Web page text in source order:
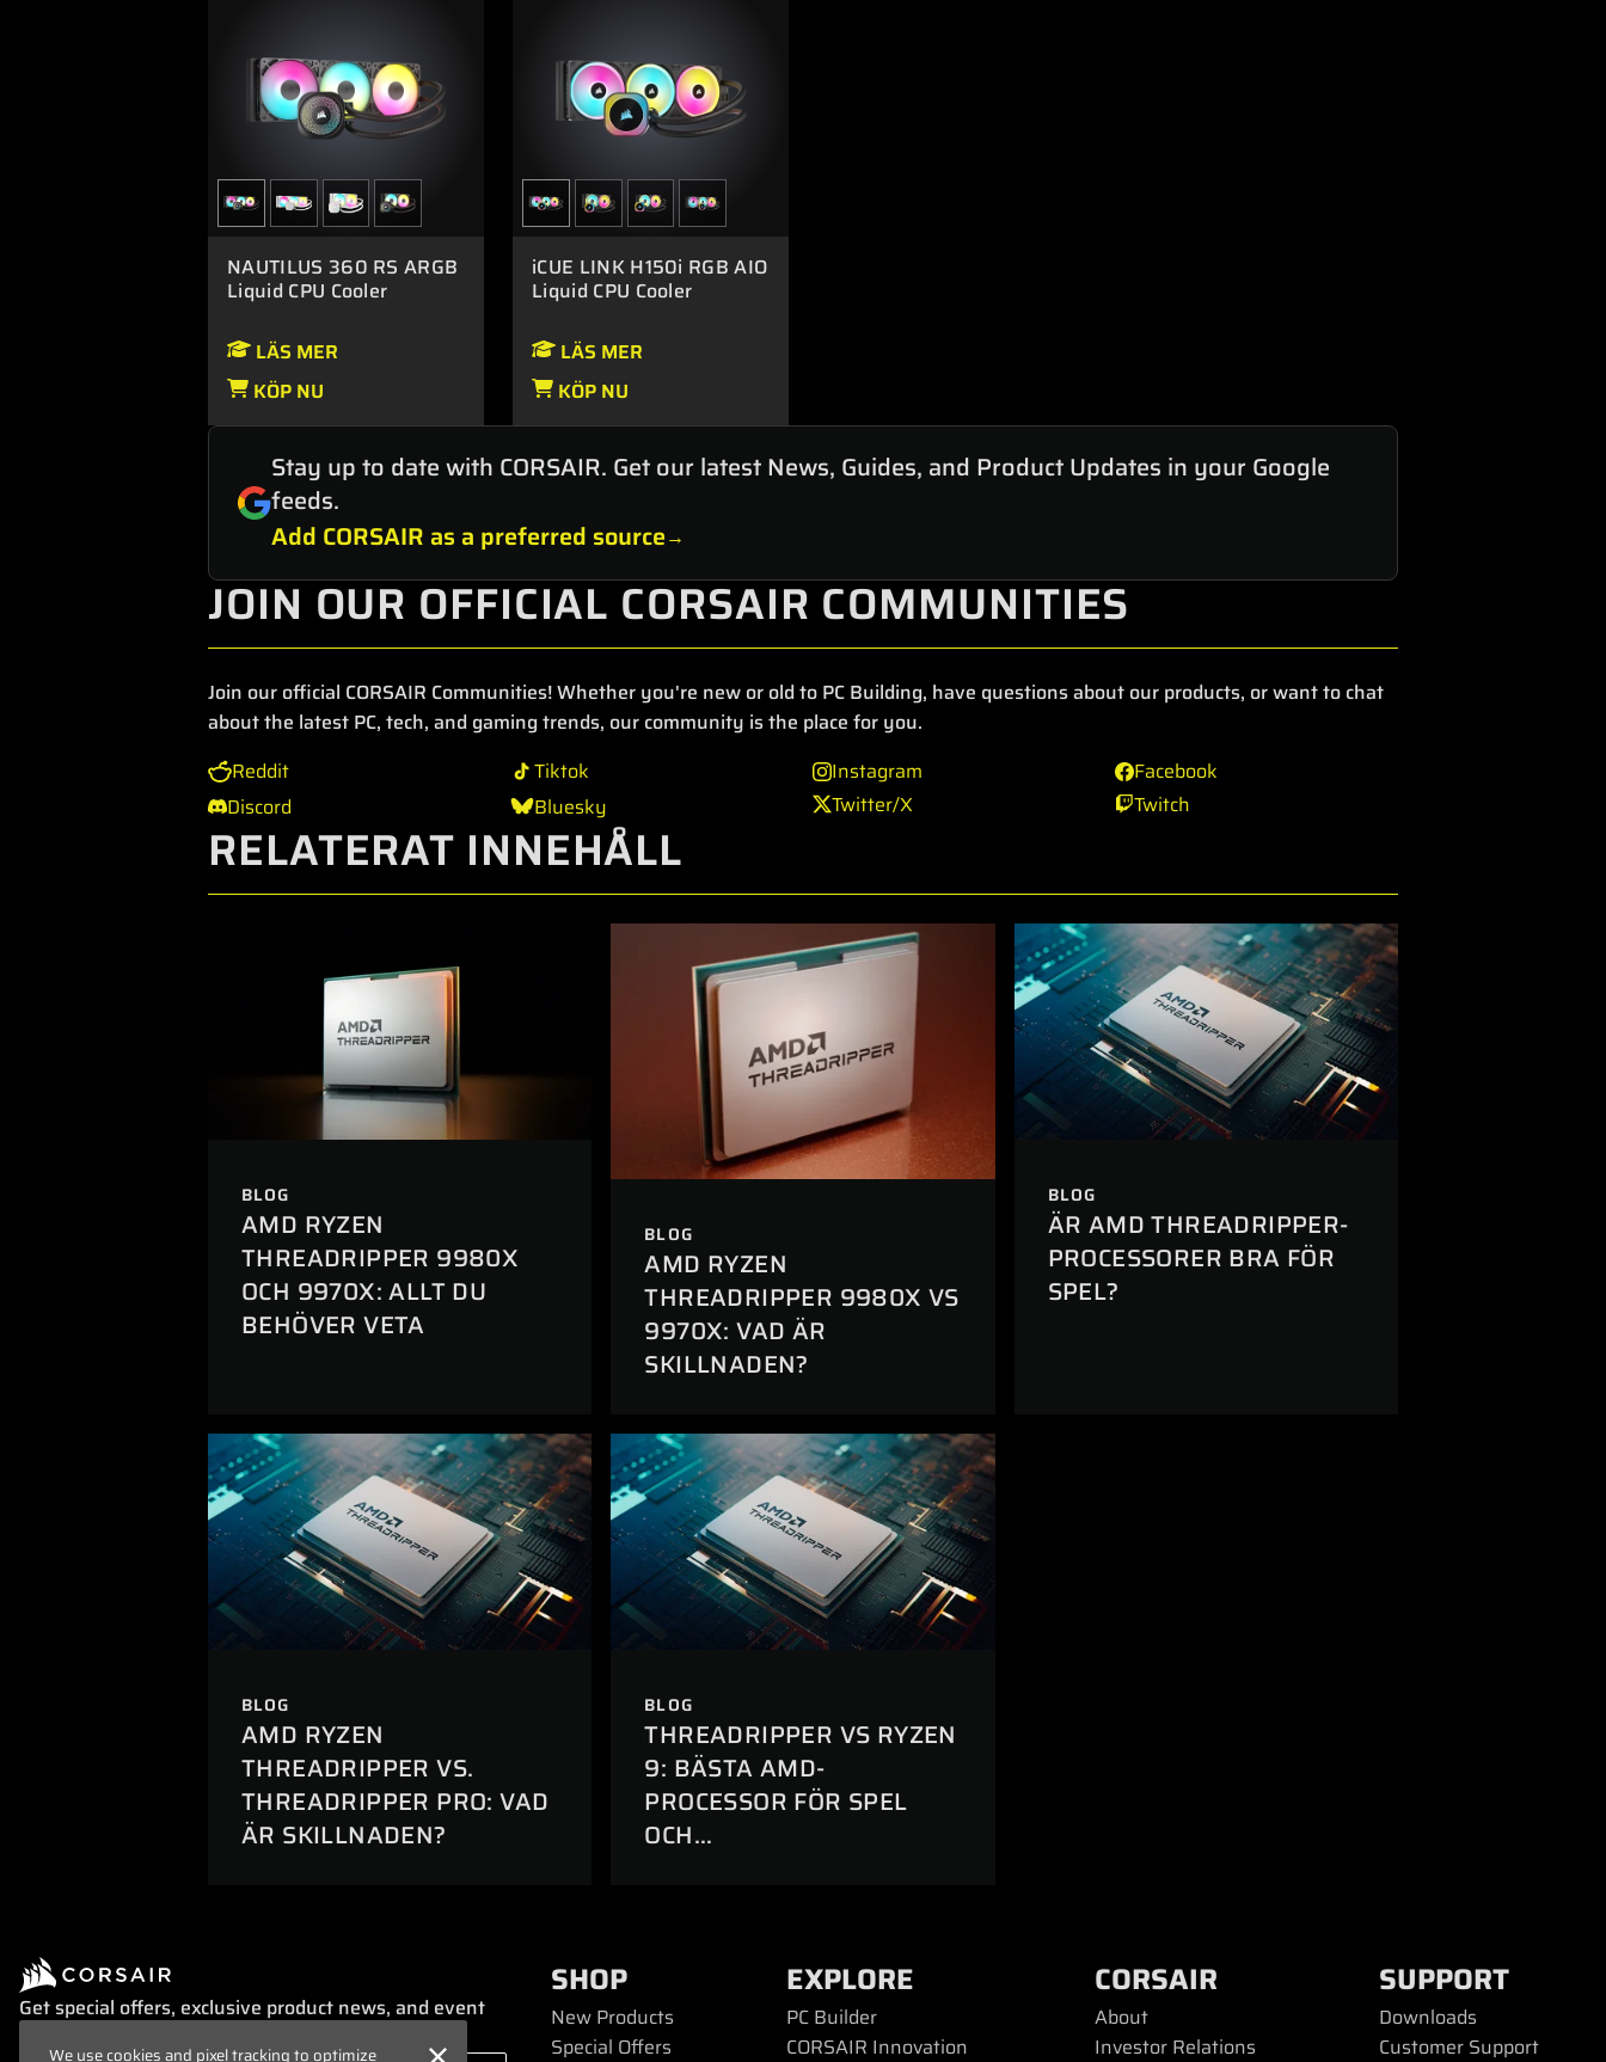
NAUTILUS 360 RS ARGB
Liquid CPU Cooler
LÄS MER
KÖP NU
iCUE LINK H150i RGB AIO
Liquid CPU Cooler
LÄS MER
KÖP NU
Stay up to date with CORSAIR. Get our latest News, Guides, and Product Updates in your Google
feeds.
Add CORSAIR as a preferred source
JOIN OUR OFFICIAL CORSAIR COMMUNITIES
Join our official CORSAIR Communities! Whether you're new or old to PC Building, have questions about our products, or want to chat
about the latest PC, tech, and gaming trends, our community is the place for you.
Reddit
Discord
Tiktok
Bluesky
Instagram
Twitter/X
Facebook
Twitch
RELATERAT INNEHÅLL
BLOG
AMD RYZEN
THREADRIPPER 9980X
OCH 9970X: ALLT DU
BEHÖVER VETA
BLOG
AMD RYZEN
THREADRIPPER 9980X VS
9970X: VAD ÄR
SKILLNADEN?
BLOG
ÄR AMD THREADRIPPER-
PROCESSORER BRA FÖR
SPEL?
BLOG
AMD RYZEN
THREADRIPPER VS.
THREADRIPPER PRO: VAD
ÄR SKILLNADEN?
BLOG
THREADRIPPER VS RYZEN
9: BÄSTA AMD-
PROCESSOR FÖR SPEL
OCH
Get special offers, exclusive product news, and event
SHOP
New Products
Special Offers
EXPLORE
PC Builder
CORSAIR Innovation
CORSAIR
About
Investor Relations
SUPPORT
Downloads
Customer Support
We use cookies and pixel tracking to optimize